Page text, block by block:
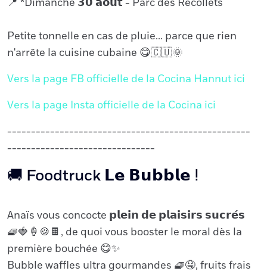
📍 *Dimanche 𝟯𝟬 𝗮𝗼𝘂̂𝘁 - Parc des Récollets
Petite tonnelle en cas de pluie... parce que rien
n'arrête la cuisine cubaine 😋🇨🇺🌞
Vers la page FB officielle de la Cocina Hannut ici
Vers la page Insta officielle de la Cocina ici
---------------------------------------------------
-------------------------------
🚚 Foodtruck 𝗟𝗲 𝗕𝘂𝗯𝗯𝗹𝗲 ⵑ
Anaïs vous concocte 𝗽𝗹𝗲𝗶𝗻 𝗱𝗲 𝗽𝗹𝗮𝗶𝘀𝗶𝗿𝘀 𝘀𝘂𝗰𝗿𝗲́𝘀
🧇🍓🍦🍪🍫, de quoi vous booster le moral dès la
première bouchée 😋✨
Bubble waffles ultra gourmandes 🧇🤤, fruits frais